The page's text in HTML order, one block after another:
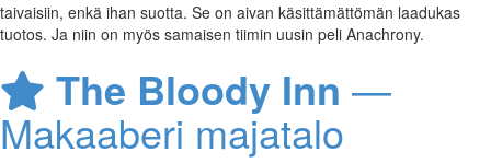
taivaisiin, enkä ihan suotta. Se on aivan käsittämättömän laadukas
tuotos. Ja niin on myös samaisen tiimin uusin peli Anachrony.
The Bloody Inn —
Makaaberi majatalo